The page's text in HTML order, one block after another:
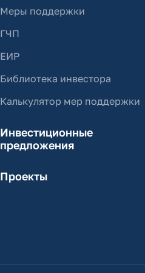
Меры поддержки
ГЧП
ЕИР
Библиотека инвестора
Калькулятор мер поддержки
Инвестиционные
предложения
Проекты